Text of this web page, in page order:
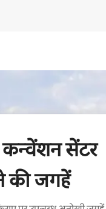
कन्वेंशन सेंटर
की जगहें